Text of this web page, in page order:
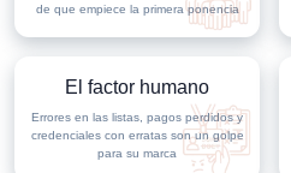
de que empiece la primera ponencia
El factor humano
Errores en las listas, pagos perdidos y
credenciales con erratas son un golpe
para su marca